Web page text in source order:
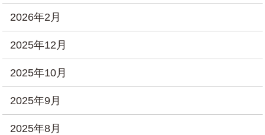
2026年2月
2025年12月
2025年10月
2025年9月
2025年8月